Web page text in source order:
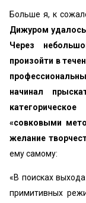
Больше я, к
Дижуром
Через
произойти в
начинал
«совковыми
желание
ему самому:
«В поисках
примитивных